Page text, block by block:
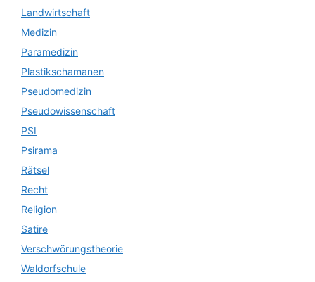
Landwirtschaft
Medizin
Paramedizin
Plastikschamanen
Pseudomedizin
Pseudowissenschaft
PSI
Psirama
Rätsel
Recht
Religion
Satire
Verschwörungstheorie
Waldorfschule